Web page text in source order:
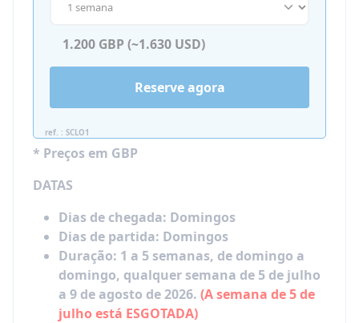
noites de filme,
noites de discoteca temáticas,
sessões de artes e ofícios,
concursos de talentos,
noites de atuação,
moda com saco de lixo e muito mais!
Muito divertido para os nossos campistas!
Visita semanal à colônia de
férias Júnior em Londres em
julho de 2026!
SEMANA 1
Terça-feira: visita ao Museu de História
Natural
quartos confortáveis,
guarda-roupas,
equipamento de lavanderia.
Banheiros e sanitários compartilhados
ref. : SCLO1
Reserve agora
* Preços em GBP
DATAS
Dias de chegada: Domingos
Dias de partida: Domingos
Duração: 1 a 5 semanas, de domingo a
domingo, qualquer semana de 5 de julho
a 9 de agosto de 2026. (A semana de 5 de
julho está ESGOTADA)